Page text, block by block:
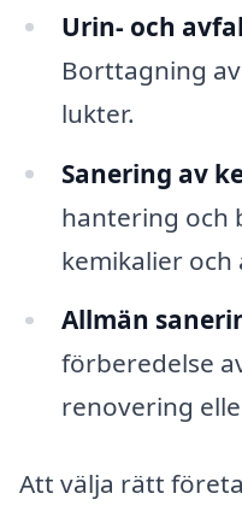
Urin- och
Borttagning
lukter.
Sanering av
hantering och
kemikalier och
Allmän
förberedelse
renovering
Att välja rätt